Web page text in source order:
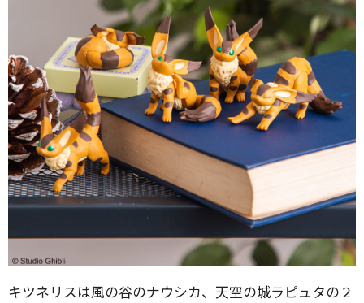
キツネリスは風の谷のナウシカ、天空の城ラピュタの２